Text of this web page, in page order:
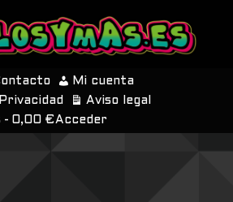
Mi cuenta
Aviso legal
0,00 € Acceder